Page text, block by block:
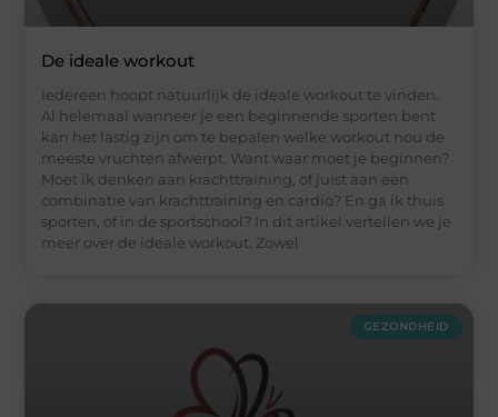
De ideale workout
Iedereen hoopt natuurlijk de ideale workout te vinden.
Al helemaal wanneer je een beginnende sporten bent
kan het lastig zijn om te bepalen welke workout nou de
meeste vruchten afwerpt. Want waar moet je beginnen?
Moet ik denken aan krachttraining, of juist aan een
combinatie van krachttraining en cardio? En ga ik thuis
sporten, of in de sportschool? In dit artikel vertellen we je
meer over de ideale workout. Zowel
GEZONDHEID